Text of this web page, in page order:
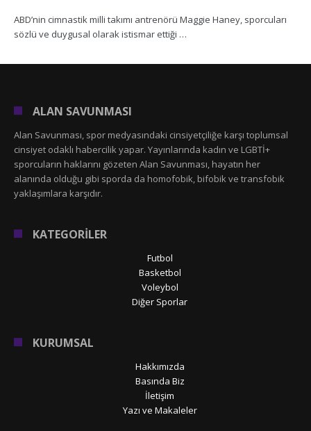
ABD’nin cimnastik milli takımı antrenörü Maggie Haney, sporcuları
sözlü ve duygusal olarak istismar ettiği …
ALAN SAVUNMASI
Alan Savunması, spor medyasındaki cinsiyetçiliğe karşı toplumsal
cinsiyet odaklı habercilik yapar. Yayınlarında kadın ve LGBTİ+
sporcuların haklarını gözeten Alan Savunması, hayatın her
alanında olduğu gibi sporda da homofobik, bifobik ve transfobik
yaklaşımlara karşıdır.
KATEGORİLER
Futbol
Basketbol
Voleybol
Diğer Sporlar
KURUMSAL
Hakkımızda
Basında Biz
İletişim
Yazı ve Makaleler